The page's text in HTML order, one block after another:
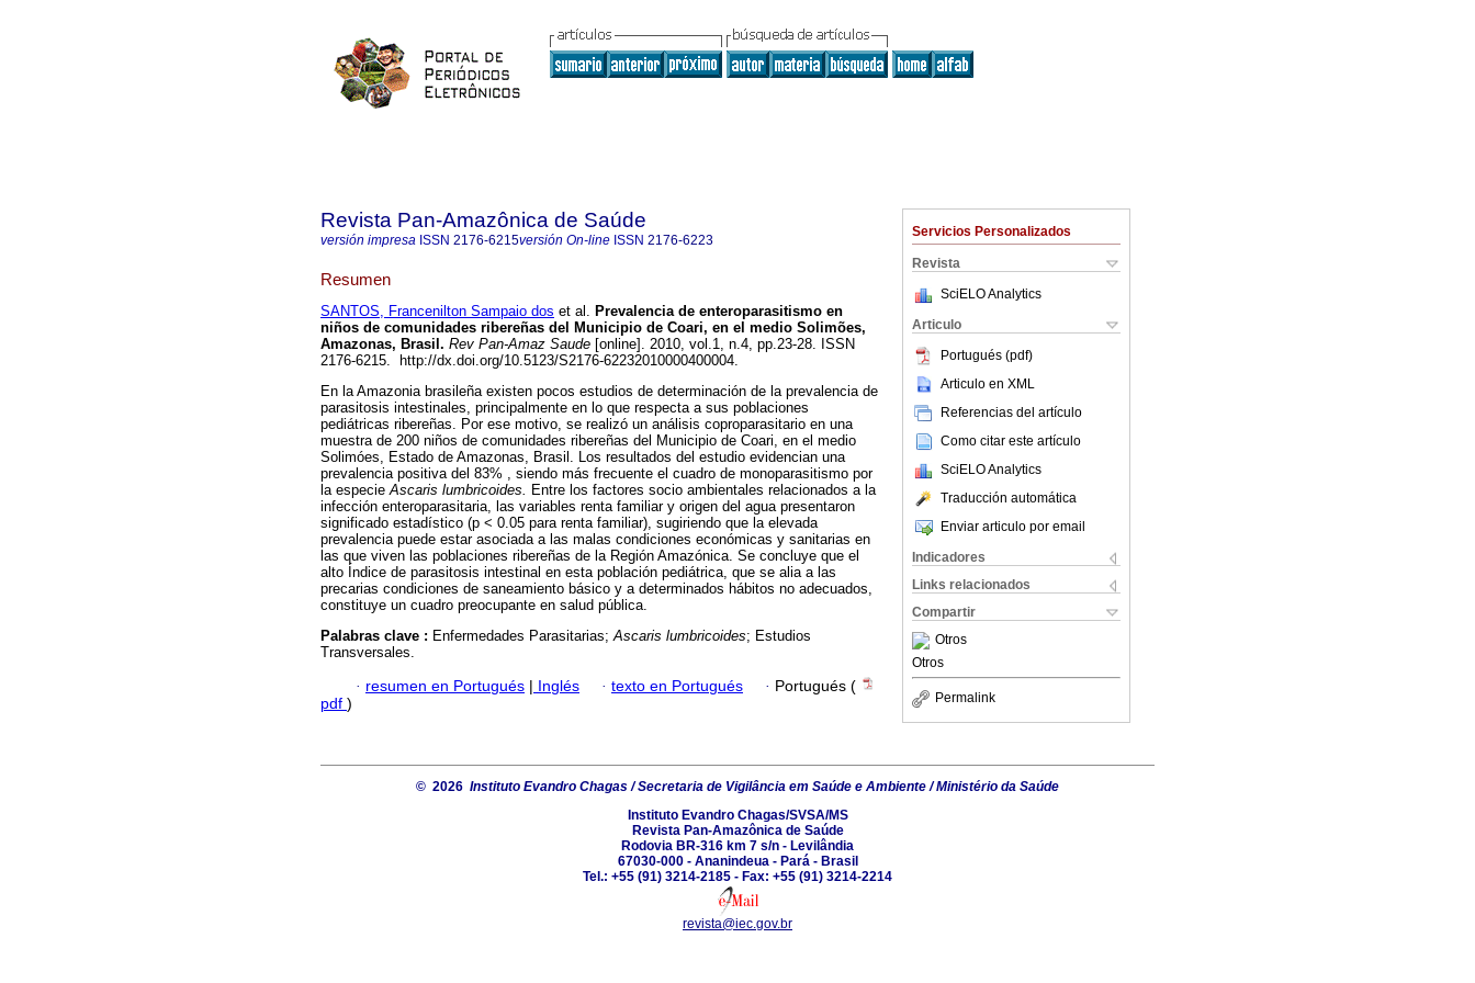
Servicios Personalizados
Revista
SciELO Analytics
Articulo
Portugués (pdf)
Articulo en XML
Referencias del artículo
Como citar este artículo
SciELO Analytics
Traducción automática
Enviar articulo por email
Indicadores
Links relacionados
Compartir
Otros
Otros
Permalink
Revista Pan-Amazônica de Saúde
versión impresa ISSN 2176-6215versión On-line ISSN 2176-6223
Resumen
SANTOS, Francenilton Sampaio dos et al. Prevalencia de enteroparasitismo en
niños de comunidades ribereñas del Municipio de Coari, en el medio Solimões,
Amazonas, Brasil . Rev Pan-Amaz Saude [online]. 2010, vol.1, n.4, pp.23-28. ISSN
2176-6215. http://dx.doi.org/10.5123/S2176-62232010000400004.
En la Amazonia brasileña existen pocos estudios de determinación de la prevalencia de
parasitosis intestinales, principalmente en lo que respecta a sus poblaciones
pediátricas ribereñas. Por ese motivo, se realizó un análisis coproparasitario en una
muestra de 200 niños de comunidades ribereñas del Municipio de Coari, en el medio
Solimóes, Estado de Amazonas, Brasil. Los resultados del estudio evidencian una
prevalencia positiva del 83% , siendo más frecuente el cuadro de monoparasitismo por
la especieAscaris lumbricoides. Entre los factores socio ambientales relacionados a la
infección enteroparasitaria, las variables renta familiar y origen del agua presentaron
significado estadístico (p < 0.05 para renta familiar), sugiriendo que la elevada
prevalencia puede estar asociada a las malas condiciones económicas y sanitarias en
las que viven las poblaciones ribereñas de la Región Amazónica. Se concluye que el
alto Índice de parasitosis intestinal en esta población pediátrica, que se alia a las
precarias condiciones de saneamiento básico y a determinados hábitos no adecuados,
constituye un cuadro preocupante en salud pública.
Palabras clave : Enfermedades Parasitarias;Ascaris lumbricoides; Estudios
Transversales.
· resumen en Portugués | Inglés · texto en Portugués · Portugués (
pdf )
© 2026 Instituto Evandro Chagas / Secretaria de Vigilância em Saúde e Ambiente / Ministério da Saúde
Instituto Evandro Chagas/SVSA/MS
Revista Pan-Amazônica de Saúde
Rodovia BR-316 km 7 s/n - Levilândia
67030-000 - Ananindeua - Pará - Brasil
Tel.: +55 (91) 3214-2185 - Fax: +55 (91) 3214-2214
revista@iec.gov.br